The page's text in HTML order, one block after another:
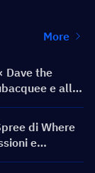
More
Dave the
e alle
di Where
e